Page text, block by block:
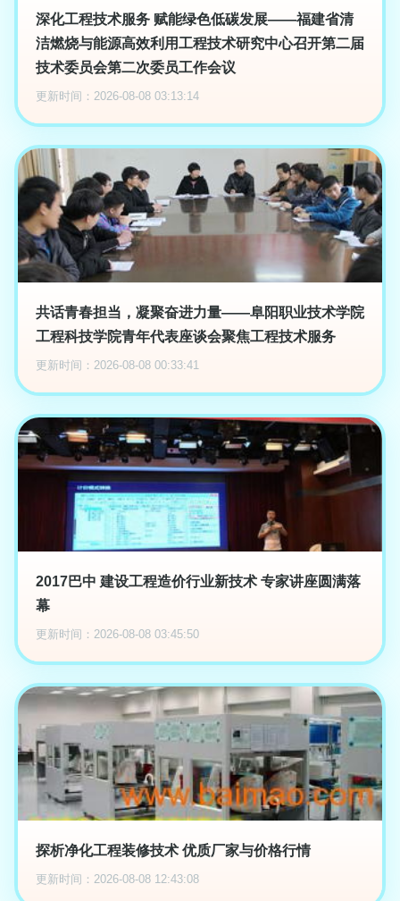
深化工程技术服务 赋能绿色低碳发展——福建省清
洁燃烧与能源高效利用工程技术研究中心召开第二届
技术委员会第二次委员工作会议
更新时间：2026-08-08 03:13:14
共话青春担当，凝聚奋进力量——阜阳职业技术学院
工程科技学院青年代表座谈会聚焦工程技术服务
更新时间：2026-08-08 00:33:41
2017巴中 建设工程造价行业新技术 专家讲座圆满落
幕
更新时间：2026-08-08 03:45:50
探析净化工程装修技术 优质厂家与价格行情
更新时间：2026-08-08 12:43:08